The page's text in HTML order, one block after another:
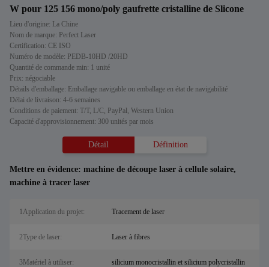
W pour 125 156 mono/poly gaufrette cristalline de Slicone
Lieu d'origine: La Chine
Nom de marque: Perfect Laser
Certification: CE ISO
Numéro de modèle: PEDB-10HD /20HD
Quantité de commande min: 1 unité
Prix: négociable
Détails d'emballage: Emballage navigable ou emballage en état de navigabilité
Délai de livraison: 4-6 semaines
Conditions de paiement: T/T, L/C, PayPal, Western Union
Capacité d'approvisionnement: 300 unités par mois
Détail Définition
Mettre en évidence: machine de découpe laser à cellule solaire,
machine à tracer laser
1Application du projet: Tracement de laser
2Type de laser: Laser à fibres
3Matériel à utiliser: silicium monocristallin et silicium polycristallin